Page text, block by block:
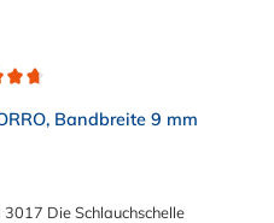
Schlauchschelle SGS TORRO, Bandbreite 9 mm
Die Schlauchschelle